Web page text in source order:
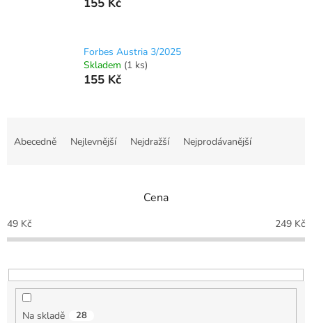
Forbes Austria 3/2025
Skladem (1 ks)
155 Kč
p
r
o
u
Abecedně Nejlevnější Nejdražší Nejprodávanější
Cena
49 Kč 249 Kč
Na skladě 28